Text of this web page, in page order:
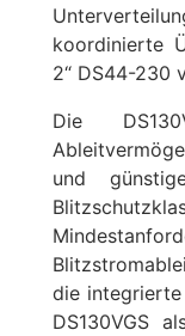
koordinierte
2“ DS44-230
Die
und
die integrierte
DS130VGS